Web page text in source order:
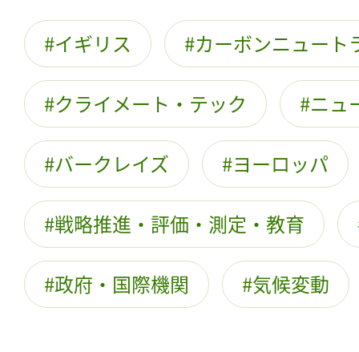
イギリス カーボンニュート
クライメート・テック ニュ
バークレイズ ヨーロッパ
戦略推進・評価・測定・教育
政府・国際機関 気候変動